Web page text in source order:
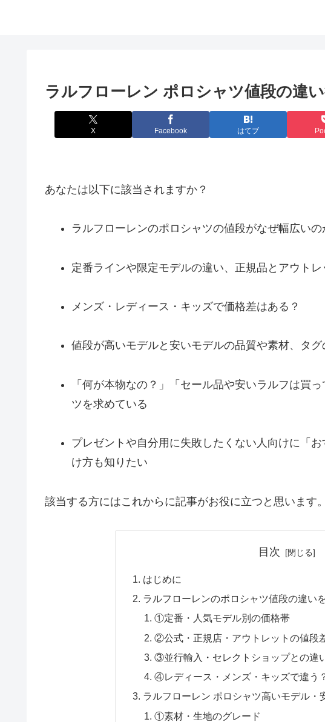
ラルフローレン ポロシャツ値段の違
X Facebook はてブ
あなたは以下に該当されますか？
ラルフローレンのポロシャツの値段がなぜ幅広い
定番ラインや限定モデルの違い、正規品とアウト
メンズ・レディース・キッズで価格差はある？
値段が高いモデルと安いモデルの品質や素材、タ
「何が本物なの？」「セール品や安いラルフは買
ツを求めている
プレゼントや自分用に失敗したくない人向けに「
け方も知りたい
該当する方にはこれからに記事がお役に立つと思います。
目次
はじめに
ラルフローレンのポロシャツ値段の違い
①定番・人気モデル別の価格帯
②公式・正規店・アウトレットの値段
③並行輸入・セレクトショップとの違
④レディース・メンズ・キッズで違う
ラルフローレン ポロシャツ高いモデル・
①素材・生地のグレード